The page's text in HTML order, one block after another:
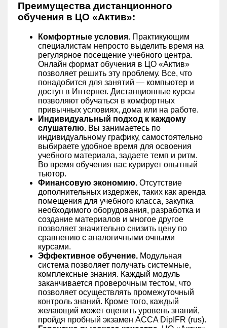
Преимущества дистанционного
обучения в ЦО «Актив»:
Комфортные условия. Практикующим
специалистам непросто выделить время на
регулярное посещение учебного центра.
Онлайн формат обучения в ЦО «Актив»
позволяет решить эту проблему. Все, что
понадобится для занятий — компьютер и
доступ в Интернет. Дистанционные курсы
позволяют обучаться в комфортных
привычных условиях, дома или на работе.
Индивидуальный подход к каждому
слушателю. Вы занимаетесь по
индивидуальному графику, самостоятельно
выбираете удобное время для освоения
учебного материала, задаете темп и ритм.
Во время обучения вас курирует опытный
тьютор.
Финансовую экономию. Отсутствие
дополнительных издержек, таких как аренда
помещения для учебного класса, закупка
необходимого оборудования, разработка и
создание материалов и многое другое
позволяет значительно снизить цену по
сравнению с аналогичными очными
курсами.
Эффективное обучение. Модульная
система позволяет получать системные,
комплексные знания. Каждый модуль
заканчивается проверочным тестом, что
позволяет осуществлять промежуточный
контроль знаний. Кроме того, каждый
желающий может оценить уровень знаний,
пройдя пробный экзамен ACCA DipIFR (rus).